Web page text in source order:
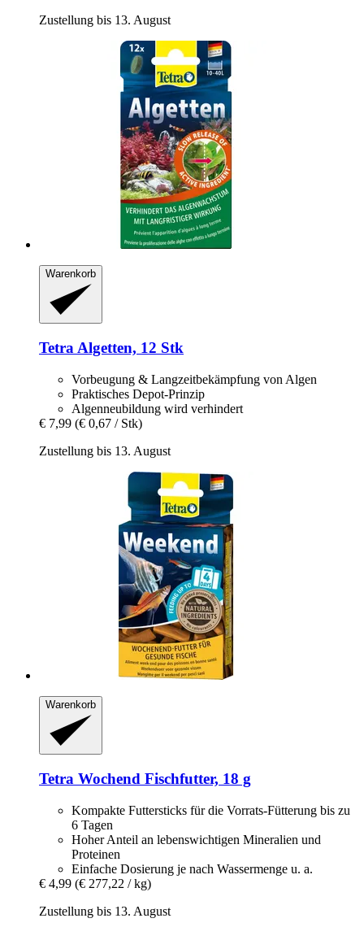
Zustellung bis 13. August
Warenkorb
Tetra Algetten, 12 Stk
Vorbeugung & Langzeitbekämpfung von Algen
Praktisches Depot-Prinzip
Algenneubildung wird verhindert
€ 7,99 (€ 0,67 / Stk)
Zustellung bis 13. August
Warenkorb
Tetra Wochend Fischfutter, 18 g
Kompakte Futtersticks für die Vorrats-Fütterung bis zu
6 Tagen
Hoher Anteil an lebenswichtigen Mineralien und
Proteinen
Einfache Dosierung je nach Wassermenge u. a.
€ 4,99 (€ 277,22 / kg)
Zustellung bis 13. August